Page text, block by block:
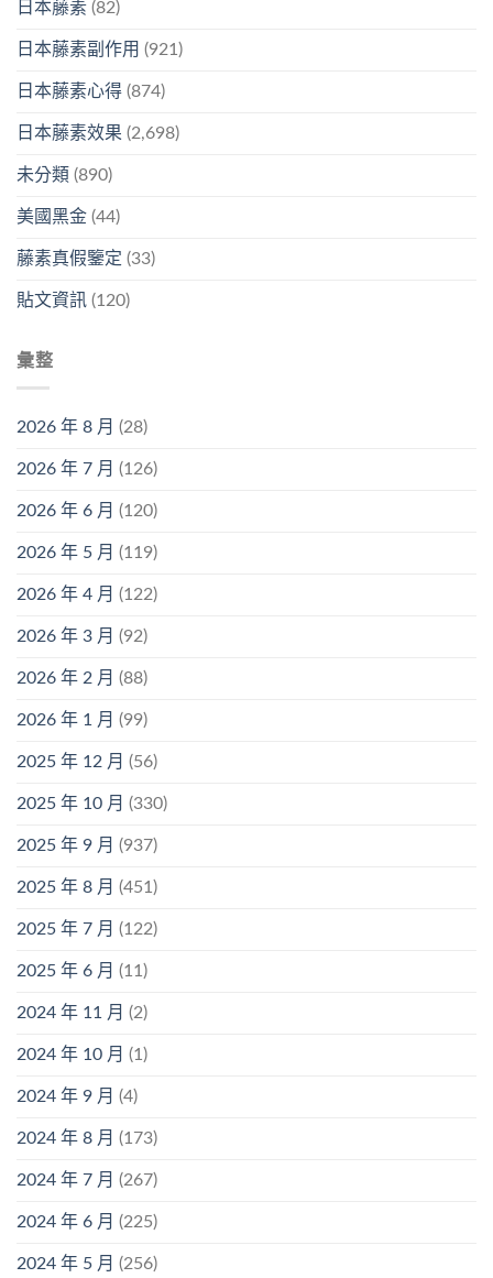
日本藤素 (82)
日本藤素副作用 (921)
日本藤素心得 (874)
日本藤素效果 (2,698)
未分類 (890)
美國黑金 (44)
藤素真假鑒定 (33)
貼文資訊 (120)
彙整
2026 年 8 月 (28)
2026 年 7 月 (126)
2026 年 6 月 (120)
2026 年 5 月 (119)
2026 年 4 月 (122)
2026 年 3 月 (92)
2026 年 2 月 (88)
2026 年 1 月 (99)
2025 年 12 月 (56)
2025 年 10 月 (330)
2025 年 9 月 (937)
2025 年 8 月 (451)
2025 年 7 月 (122)
2025 年 6 月 (11)
2024 年 11 月 (2)
2024 年 10 月 (1)
2024 年 9 月 (4)
2024 年 8 月 (173)
2024 年 7 月 (267)
2024 年 6 月 (225)
2024 年 5 月 (256)